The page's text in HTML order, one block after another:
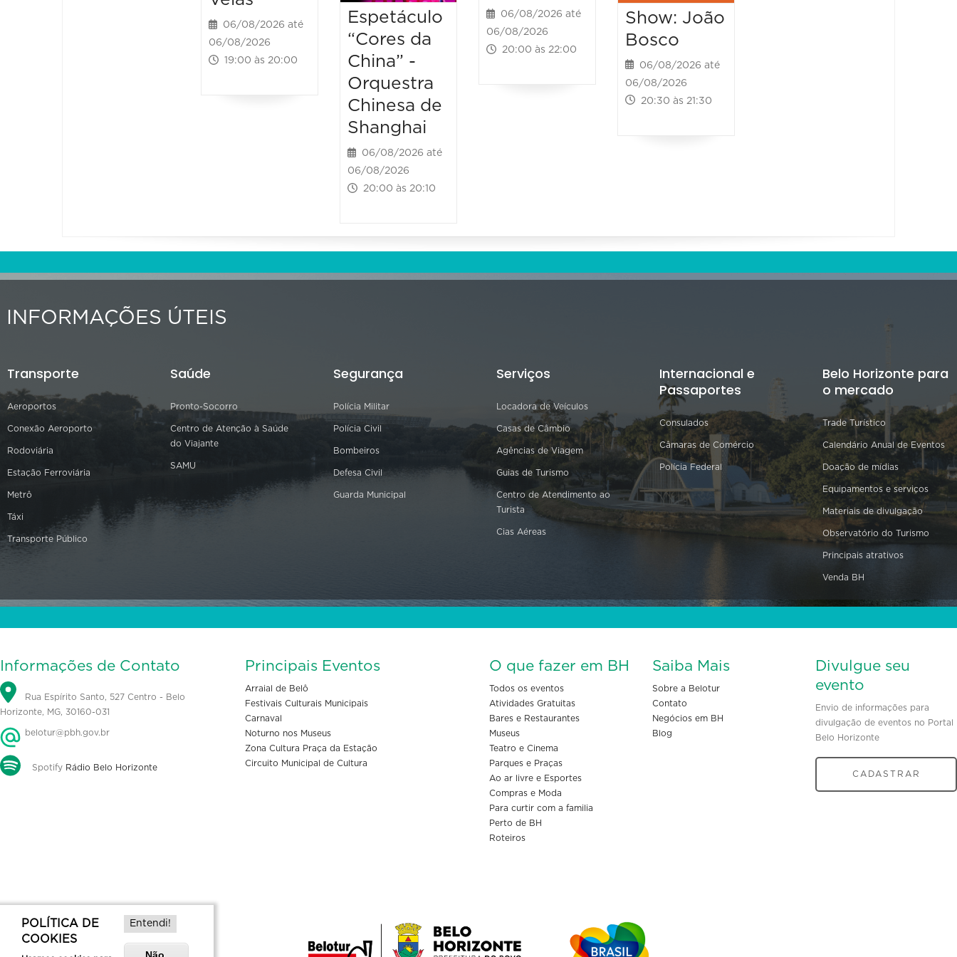
06/08/2026 até
06/08/2026
19:00 às 20:00
Espetáculo
“Cores da
China” -
Orquestra
Chinesa de
Shanghai
06/08/2026 até
06/08/2026
20:00 às 20:10
06/08/2026 até
06/08/2026
20:00 às 22:00
Show: João
Bosco
06/08/2026 até
06/08/2026
20:30 às 21:30
INFORMAÇÕES ÚTEIS
Transporte
Aeroportos
Conexão Aeroporto
Rodoviária
Estação Ferroviária
Metrô
Táxi
Transporte Público
Saúde
Pronto-Socorro
Centro de Atenção à Saúde
do Viajante
SAMU
Segurança
Polícia Militar
Polícia Civil
Bombeiros
Defesa Civil
Guarda Municipal
Serviços
Locadora de Veículos
Casas de Câmbio
Agências de Viagem
Guias de Turismo
Centro de Atendimento ao
Turista
Cias Aéreas
Internacional e
Passaportes
Consulados
Câmaras de Comércio
Polícia Federal
Belo Horizonte para
o mercado
Trade Turístico
Calendário Anual de Eventos
Doação de mídias
Equipamentos e serviços
Materiais de divulgação
Observatório do Turismo
Principais atrativos
Venda BH
Informações de Contato
Rua Espírito Santo, 527 Centro - Belo
Horizonte, MG, 30160-031
belotur@pbh.gov.br
Spotify Rádio Belo Horizonte
Principais Eventos
Arraial de Belô
Festivais Culturais Municipais
Carnaval
Noturno nos Museus
Zona Cultura Praça da Estação
Circuito Municipal de Cultura
O que fazer em BH
Todos os eventos
Atividades Gratuitas
Bares e Restaurantes
Museus
Teatro e Cinema
Parques e Praças
Ao ar livre e Esportes
Compras e Moda
Para curtir com a familia
Perto de BH
Roteiros
Saiba Mais
Sobre a Belotur
Contato
Negócios em BH
Blog
Divulgue seu
evento
Envio de informações para
divulgação de eventos no Portal
Belo Horizonte
CADASTRAR
POLÍTICA DE
COOKIES
Entendi!